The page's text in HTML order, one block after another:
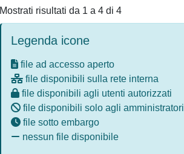
Mostrati risultati da 1 a 4 di 4
Legenda icone
file ad accesso aperto
file disponibili sulla rete interna
file disponibili agli utenti autorizzati
file disponibili solo agli amministratori
file sotto embargo
nessun file disponibile